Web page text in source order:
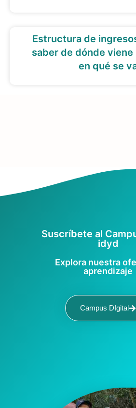
Estructura de
saber de dónde viene
en qué se
Suscríbete al
idyd
Explora nuestra
aprendizaje
Campus DIgital